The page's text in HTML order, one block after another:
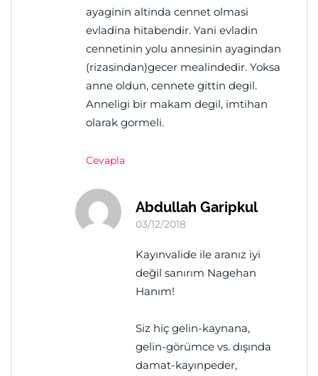
ayaginin altinda cennet olmasi
evladina hitabendir. Yani evladin
cennetinin yolu annesinin ayagindan
(rizasindan)gecer mealindedir. Yoksa
anne oldun, cennete gittin degil.
Anneligi bir makam degil, imtihan
olarak gormeli.
Cevapla
Abdullah Garipkul
03/12/2018
Kayınvalide ile aranız iyi
değil sanırım Nagehan
Hanım!
Siz hiç gelin-kaynana,
gelin-görümce vs. dışında
damat-kayınpeder,